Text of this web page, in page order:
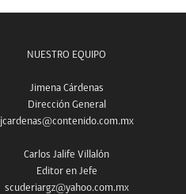
NUESTRO EQUIPO
Jimena Cárdenas
Dirección General
jcardenas@contenido.com.mx
Carlos Jalife Villalón
Editor en Jefe
scuderiargz@yahoo.com.mx